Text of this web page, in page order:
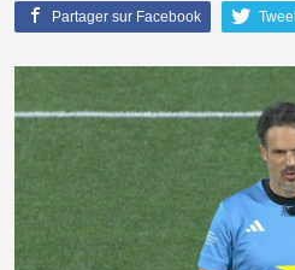
Partager sur Facebook